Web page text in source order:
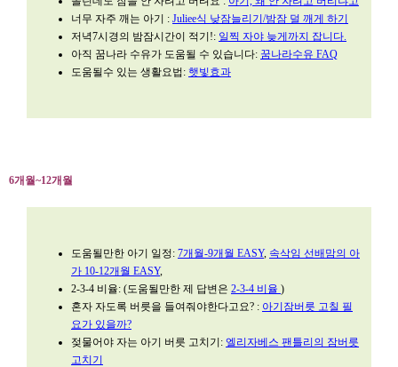
너무 자주 깨는 아기 : Juliee식 낮잠늘리기/밤잠 덜 깨게 하기
저녁7시경의 밤잠시간이 적기!: 일찍 자야 늦게까지 잡니다.
아직 꿈나라 수유가 도움될 수 있습니다: 꿈나라수유 FAQ
도움될수 있는 생활요법: 햇빛효과
6개월~12개월
도움될만한 아기 일정: 7개월-9개월 EASY, 속삭임 선배맘의 아
가 10-12개월 EASY,
2-3-4 비율: (도움될만한 제 답변은 2-3-4 비율 )
혼자 자도록 버릇을 들여줘야한다고요? : 아기잠버릇 고칠 필
요가 있을까?
젖물어야 자는 아기 버릇 고치기: 엘리자베스 팬틀리의 잠버릇
고치기